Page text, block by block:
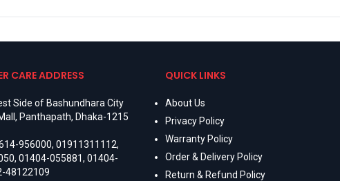
CARE ADDRESS
Side of Bashundhara City
Panthapath, Dhaka-1215
956000,01911311112,
,01404-055881,01404-
48122109
QUICK LINKS
About Us
Privacy Policy
Warranty Policy
Order & Delivery Policy
Return & Refund Policy